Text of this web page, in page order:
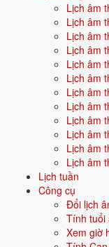
Lịch âm
Lịch âm
Lịch âm
Lịch âm
Lịch âm
Lịch âm
Lịch âm
Lịch âm
Lịch âm
Lịch âm
Lịch âm
Lịch âm
Lịch tuần
Công cụ
Đổi lịch
Tính tuổi
Xem giờ
Điểm cần lưu ý:Dễ
giới hạn cho bản
Bối cảnh vận khí
Người sinh năm2006
trong chu kỳ Tam
Bạch Thổ (Thổ) - đồng
bản mệnh, tiềm năng
Tính chất vận:
động sản, đô thị hoá.
Quan hệ mệnh ×